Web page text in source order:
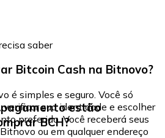
saber
Bitcoin Cash na Bitnovo?
é simples e seguro. Você só
verificar sua identidade e escolher
preferido. Você receberá seus
ou em qualquer endereço
estão
BCH?